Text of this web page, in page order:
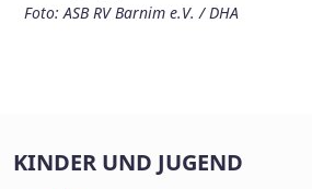
Foto: ASB RV Barnim e.V. / DHA
Foto: ASB RV Barnim e.V. / DHA
KINDER UND JUGEND